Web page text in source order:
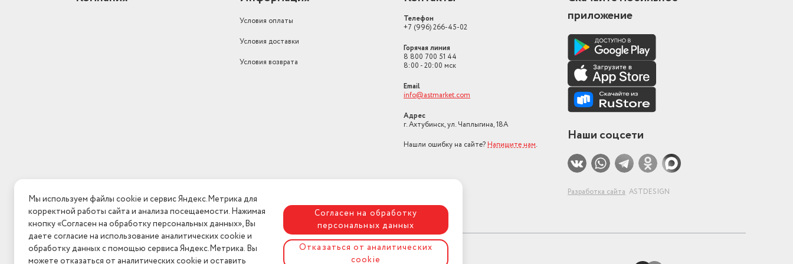
Условия оплаты
Условия доставки
Условия возврата
Телефон
+7 (996) 266-45-02
Горячая линия
8 800 700 51 44
8:00 - 20:00 мск
Email
info@astmarket.com
Адрес
г. Ахтубинск, ул. Чаплыгина, 18А
Нашли ошибку на сайте? Напишите нам.
приложение
Наши соцсети
Разработка сайта ASTDESIGN
Мы используем файлы cookie и сервис Яндекс.Метрика для
корректной работы сайта и анализа посещаемости. Нажимая
кнопку «Согласен на обработку персональных данных», Вы
даете согласие на использование аналитических cookie и
обработку данных с помощью сервиса Яндекс.Метрика. Вы
можете отказаться от аналитических cookie и оставить
Согласен на обработку
персональных данных
Отказаться от аналитических
cookie